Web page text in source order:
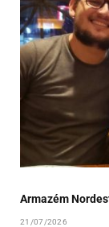
Armazém
21/07/2026